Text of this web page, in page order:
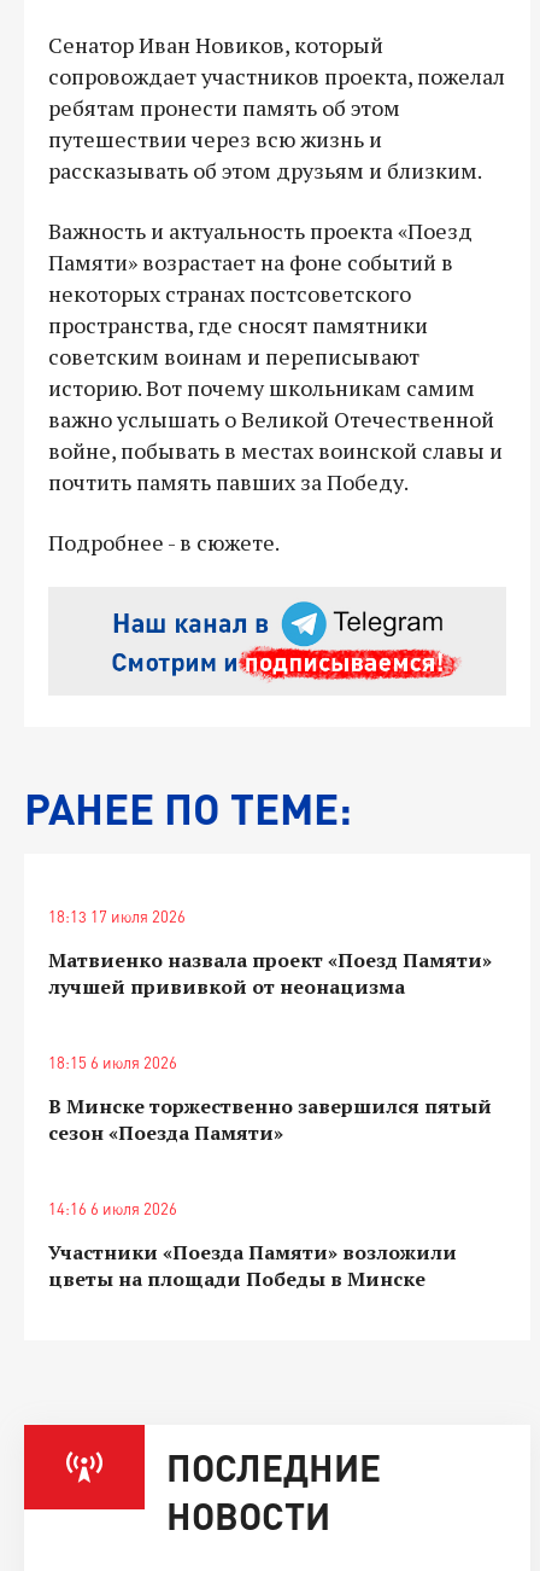
Сенатор Иван Новиков, который
сопровождает участников проекта, пожелал
ребятам пронести память об этом
путешествии через всю жизнь и
рассказывать об этом друзьям и близким.
Важность и актуальность проекта «Поезд
Памяти» возрастает на фоне событий в
некоторых странах постсоветского
пространства, где сносят памятники
советским воинам и переписывают
историю. Вот почему школьникам самим
важно услышать о Великой Отечественной
войне, побывать в местах воинской славы и
почтить память павших за Победу.
Подробнее - в сюжете.
РАНЕЕ ПО ТЕМЕ:
18:13 17 июля 2026
Матвиенко назвала проект «Поезд Памяти»
лучшей прививкой от неонацизма
18:15 6 июля 2026
В Минске торжественно завершился пятый
сезон «Поезда Памяти»
14:16 6 июля 2026
Участники «Поезда Памяти» возложили
цветы на площади Победы в Минске
ПОСЛЕДНИЕ
НОВОСТИ